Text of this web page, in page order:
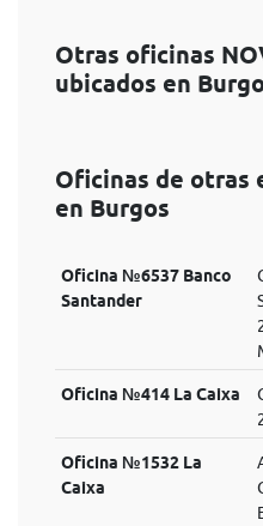
Otras oficinas
ubicados en
Oficinas de otras
en Burgos
Oficina №6537 Banco
Santander
Oficina №414 La Caixa
Oficina №1532 La
Caixa